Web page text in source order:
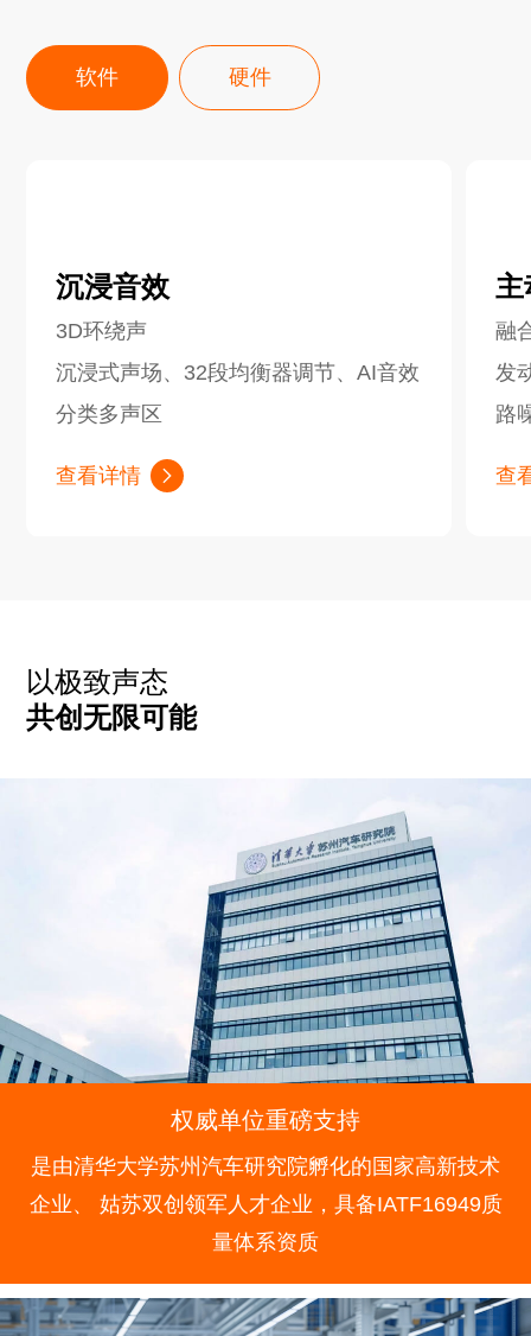
软件 硬件
沉浸音效
3D环绕声
沉浸式声场、32段均衡器调节、AI音效
分类多声区
查看详情
主
融
发
路
查
以极致声态
共创无限可能
权威单位重磅支持
是由清华大学苏州汽车研究院孵化的国家高新技术
企业、
姑苏双创领军人才企业，具备IATF16949质
量体系资质